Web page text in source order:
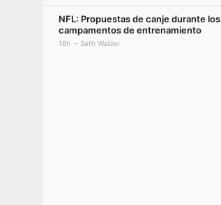
NFL: Propuestas de canje durante los
campamentos de entrenamiento
16h Seth Walder